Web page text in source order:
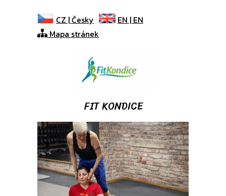
CZ |Česky EN | EN
Mapa stránek
FIT KONDICE